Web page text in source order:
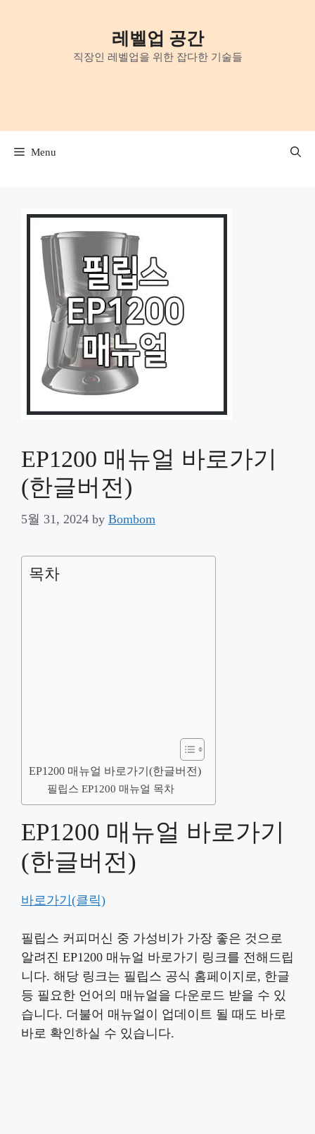
레벨업 공간
직장인 레벨업을 위한 잡다한 기술들
Menu
EP1200 매뉴얼 바로가기
(한글버전)
5월 31, 2024 by Bombom
목차
EP1200 매뉴얼 바로가기(한글버전)
필립스 EP1200 매뉴얼 목차
EP1200 매뉴얼 바로가기
(한글버전)
바로가기(클릭)
필립스 커피머신 중 가성비가 가장 좋은 것으로
알려진 EP1200 매뉴얼 바로가기 링크를 전해드립
니다. 해당 링크는 필립스 공식 홈페이지로, 한글
등 필요한 언어의 매뉴얼을 다운로드 받을 수 있
습니다. 더불어 매뉴얼이 업데이트 될 때도 바로
바로 확인하실 수 있습니다.